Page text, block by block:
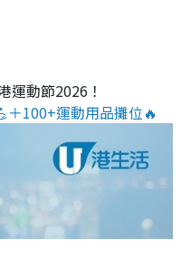
運動節2026！
100+運動用品攤位🔥